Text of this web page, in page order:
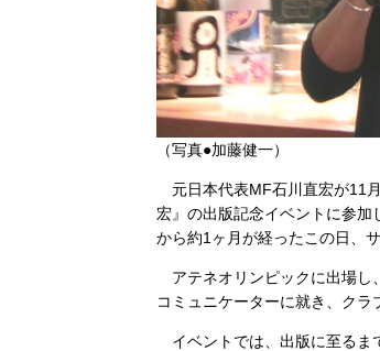
（写真●加藤健一）
元日本代表MF石川直宏が11
宏』の出版記念イベントに参
から約1ヶ月が経ったこの日、
アテネオリンピックに出場し
コミュニケーターに就き、クラ
イベントでは、出版に至るま